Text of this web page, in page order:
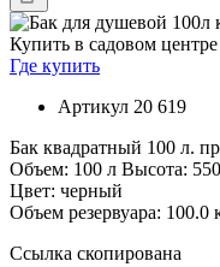
Купить в садовом
Где купить
Артикул 20 619
Бак квадратный 100 л.
Объем: 100 л Высота:
Цвет: черный
Объем резервуара: 100.0
Ссылка скопирована